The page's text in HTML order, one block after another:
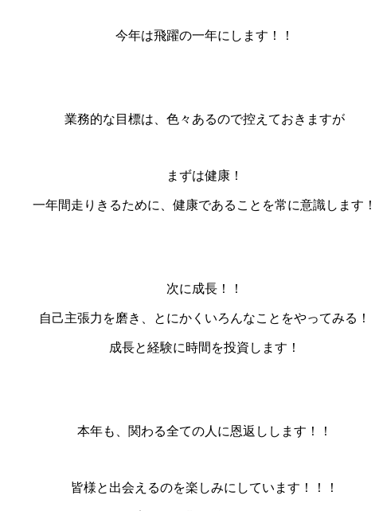
今年は飛躍の一年にします！！
業務的な目標は、色々あるので控えておきますが
まずは健康！
一年間走りきるために、健康であることを常に意識します！
次に成長！！
自己主張力を磨き、とにかくいろんなことをやってみる！
成長と経験に時間を投資します！
本年も、関わる全ての人に恩返しします！！
皆様と出会えるのを楽しみにしています！！！